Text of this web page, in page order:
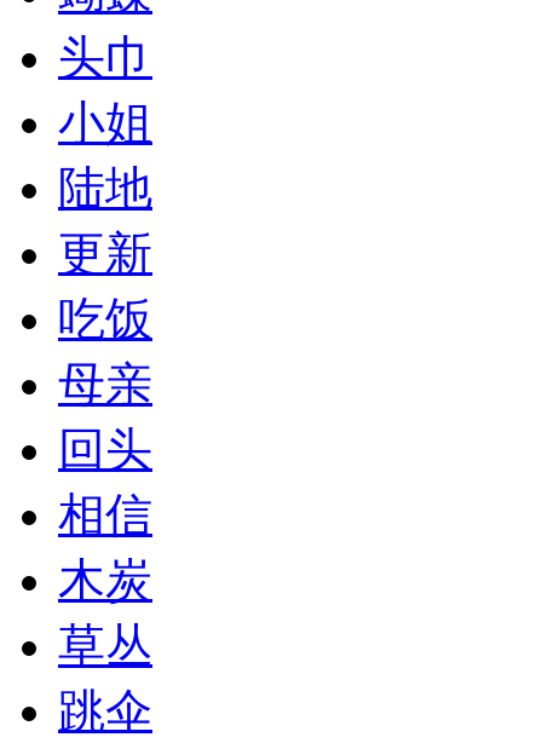
头巾
小姐
陆地
更新
吃饭
母亲
回头
相信
木炭
草丛
跳伞